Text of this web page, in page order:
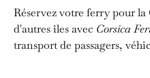
Réservez votre ferry pour
d'autres îles avec Corsica
transport de passagers,